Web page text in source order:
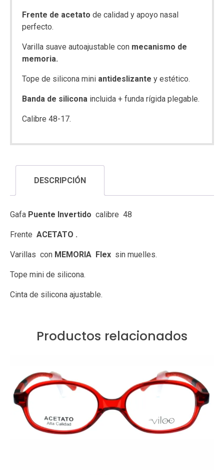
Frente de acetato de calidad y apoyo nasal
perfecto.
Varilla suave autoajustable con mecanismo de
memoria.
Tope de silicona mini antideslizante y estético.
Banda de silicona incluida + funda rígida plegable.
Calibre 48-17.
DESCRIPCIÓN
Gafa Puente Invertido calibre 48
Frente ACETATO .
Varillas con MEMORIA Flex sin muelles.
Tope mini de silicona.
Cinta de silicona ajustable.
Productos relacionados